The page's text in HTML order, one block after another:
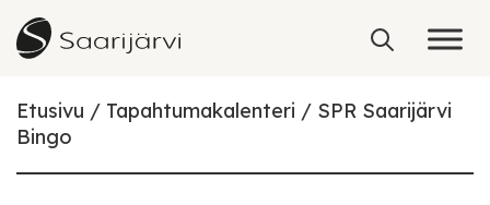
Skip to content
Etusivu Tapahtumakalenteri
SPR Saarijärvi
Bingo